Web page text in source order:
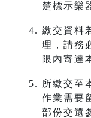
楚標示樂
繳交資料
理，請務
限內寄達
所繳交至
作業需要
部份交還